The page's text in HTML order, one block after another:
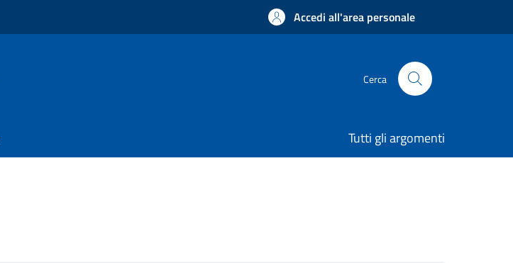
Accedi all'area personale
Cerca
Tutti gli argomenti